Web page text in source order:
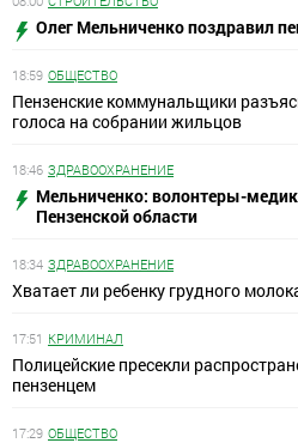
Олег Мельниченко поздравил
18:59 ОБЩЕСТВО
Пензенские коммунальщики
голоса на собрании жильцов
18:46 ЗДРАВООХРАНЕНИЕ
Мельниченко: волонтеры-
Пензенской области
18:34 ЗДРАВООХРАНЕНИЕ
Хватает ли ребенку грудного
17:51 КРИМИНАЛ
Полицейские пресекли
пензенцем
17:29 ОБЩЕСТВО